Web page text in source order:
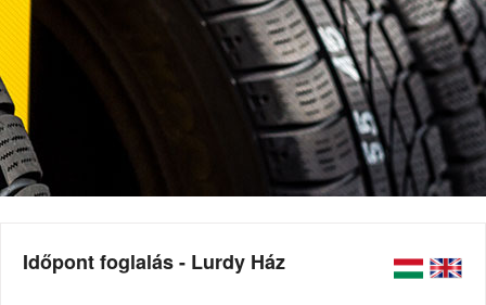
Időpont foglalás - Lurdy Ház